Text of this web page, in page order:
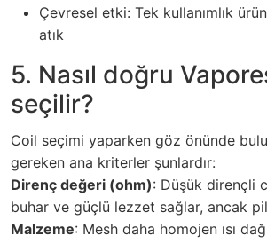
Çevresel etki: Tek kullanımlık
atık
5. Nasıl doğru
seçilir?
Coil seçimi yaparken göz önünde
gereken ana kriterler şunlardır:
Direnç değeri (ohm): Düşük dirençli
buhar ve güçlü lezzet sağlar, ancak
Malzeme: Mesh daha homojen ısı